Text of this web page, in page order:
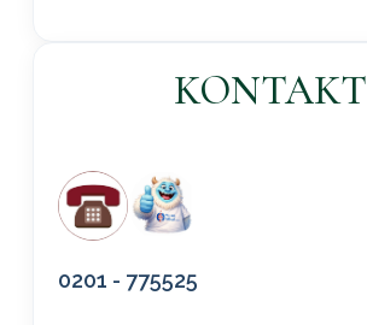
KONTAKT
0201 - 775525